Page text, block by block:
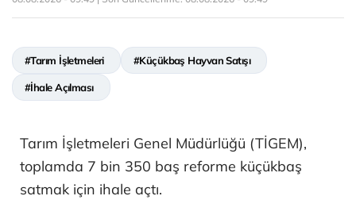
#Tarım İşletmeleri #Küçükbaş Hayvan Satışı
#İhale Açılması
Tarım İşletmeleri Genel Müdürlüğü (TİGEM),
toplamda 7 bin 350 baş reforme küçükbaş
satmak için ihale açtı.